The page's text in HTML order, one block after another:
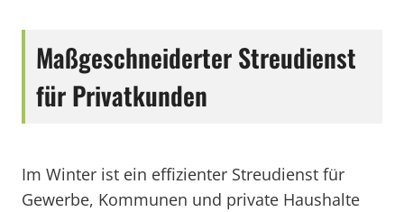
Maßgeschneiderter Streudienst
für Privatkunden
Im Winter ist ein effizienter Streudienst für
Gewerbe, Kommunen und private Haushalte